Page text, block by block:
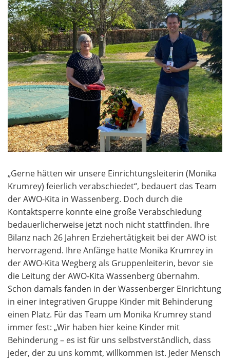
„Gerne hätten wir unsere Einrichtungsleiterin (Monika
Krumrey) feierlich verabschiedet“, bedauert das Team
der AWO-Kita in Wassenberg. Doch durch die
Kontaktsperre konnte eine große Verabschiedung
bedauerlicherweise jetzt noch nicht stattfinden. Ihre
Bilanz nach 26 Jahren Erziehertätigkeit bei der AWO ist
hervorragend. Ihre Anfänge hatte Monika Krumrey in
der AWO-Kita Wegberg als Gruppenleiterin, bevor sie
die Leitung der AWO-Kita Wassenberg übernahm.
Schon damals fanden in der Wassenberger Einrichtung
in einer integrativen Gruppe Kinder mit Behinderung
einen Platz. Für das Team um Monika Krumrey stand
immer fest: „Wir haben hier keine Kinder mit
Behinderung – es ist für uns selbstverständlich, dass
jeder, der zu uns kommt, willkommen ist. Jeder Mensch